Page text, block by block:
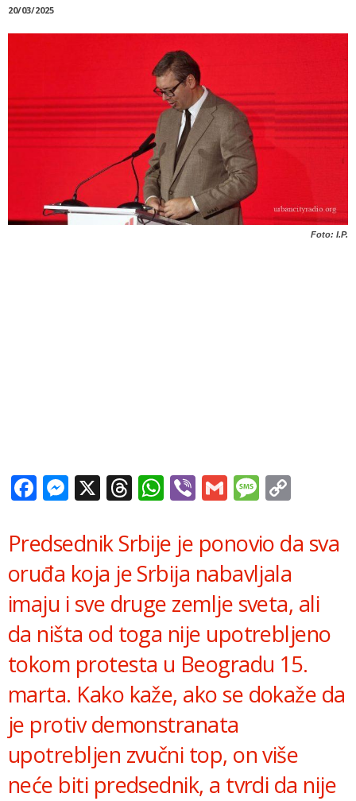
20/03/2025
Foto: I.P.
Facebook
Messenger
X Threads
WhatsApp
ViberGmail
Predsednik Srbije je ponovio da sva
oruđa koja je Srbija nabavljala
imaju i sve druge zemlje sveta, ali
da ništa od toga nije upotrebljeno
tokom protesta u Beogradu 15.
marta. Kako kaže, ako se dokaže da
je protiv demonstranata
upotrebljen zvučni top, on više
neće biti predsednik, a tvrdi da nije